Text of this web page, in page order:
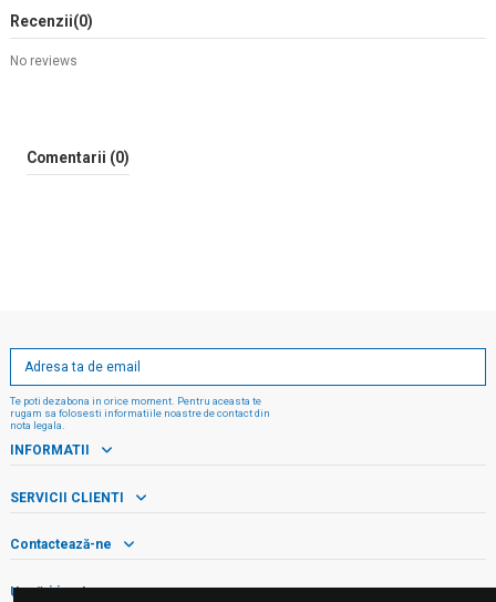
Recenzii(0)
No reviews
Comentarii (0)
Te poti dezabona in orice moment. Pentru aceasta te
rugam sa folosesti informatiile noastre de contact din
nota legala.
INFORMATII
SERVICII CLIENTI
Contactează-ne
Urmăriți-ne!